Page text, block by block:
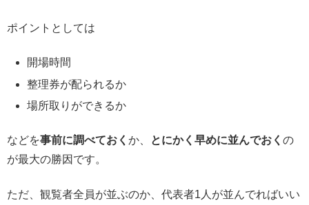
ポイントとしては
開場時間
整理券が配られるか
場所取りができるか
などを事前に調べておく か、 とにかく早めに並んでおく の
が最大の勝因です。
ただ、観覧者全員が並ぶのか、代表者1人が並んでればいい